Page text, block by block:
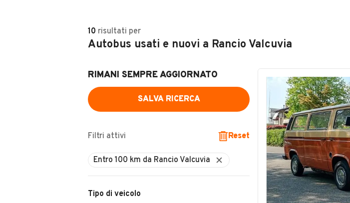
10 risultati per
Autobus usati e nuovi a Rancio Valcuvia
RIMANI SEMPRE AGGIORNATO
SALVA RICERCA
Filtri attivi Reset
Tipo di veicolo